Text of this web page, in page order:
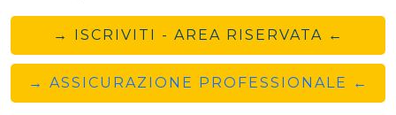
→ ISCRIVITI - AREA RISERVATA ←
→ ASSICURAZIONE PROFESSIONALE ←